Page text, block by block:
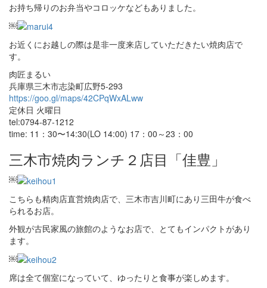
お持ち帰りのお弁当やコロッケなどもありました。
￼
お近くにお越しの際は是非一度来店していただきたい焼肉店で
す。
肉匠まるい
兵庫県三木市志染町広野5-293
https://goo.gl/maps/42CPqWxALww
定休日 火曜日
tel:0794-87-1212
time: 11：30〜14:30(LO 14:00) 17：00～23：00
三木市焼肉ランチ２店目「佳豊」
￼
こちらも精肉店直営焼肉店で、三木市吉川町にあり三田牛が食べ
られるお店。
外観が古民家風の旅館のようなお店で、とてもインパクトがあり
ます。
￼
席は全て個室になっていて、ゆったりと食事が楽しめます。